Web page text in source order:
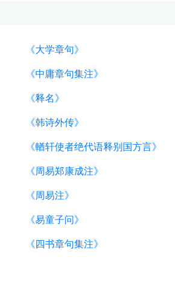
《大学章句》
《中庸章句集注》
《释名》
《韩诗外传》
《輶轩使者绝代语释别国方言》
《周易郑康成注》
《周易注》
《易童子问》
《四书章句集注》